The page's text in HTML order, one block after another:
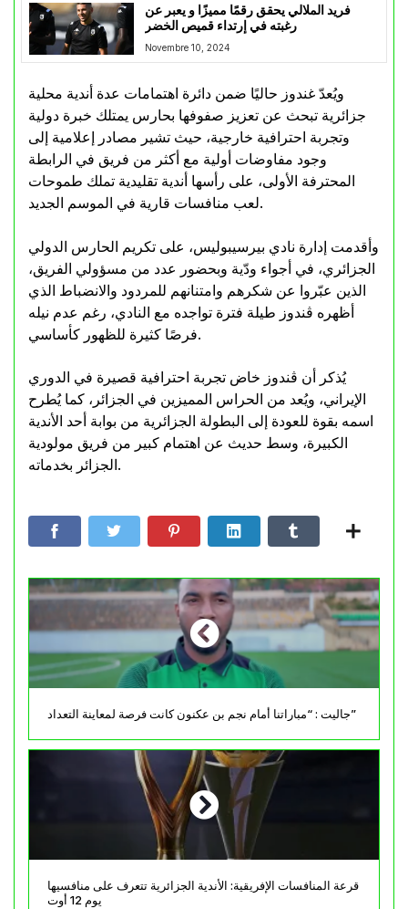
فريد الملالي يحقق رقمًا مميزًا و يعبر عن
رغبته في إرتداء قميص الخضر
Novembre 10, 2024
ويُعدّ غندوز حاليًا ضمن دائرة اهتمامات عدة أندية محلية
جزائرية تبحث عن تعزيز صفوفها بحارس يمتلك خبرة دولية
وتجربة احترافية خارجية، حيث تشير مصادر إعلامية إلى
وجود مفاوضات أولية مع أكثر من فريق في الرابطة
المحترفة الأولى، على رأسها أندية تقليدية تملك طموحات
لعب منافسات قارية في الموسم الجديد.
وأقدمت إدارة نادي بيرسيبوليس، على تكريم الحارس الدولي
الجزائري، في أجواء ودّية وبحضور عدد من مسؤولي الفريق،
الذين عبّروا عن شكرهم وامتنانهم للمردود والانضباط الذي
أظهره ڨندوز طيلة فترة تواجده مع النادي، رغم عدم نيله
فرصًا كثيرة للظهور كأساسي.
يُذكر أن ڨندوز خاض تجربة احترافية قصيرة في الدوري
الإيراني، ويُعد من الحراس المميزين في الجزائر، كما يُطرح
اسمه بقوة للعودة إلى البطولة الجزائرية من بوابة أحد الأندية
الكبيرة، وسط حديث عن اهتمام كبير من فريق مولودية
الجزائر بخدماته.
جاليت : “مباراتنا أمام نجم بن عكنون كانت فرصة لمعاينة التعداد”
قرعة المنافسات الإفريقية: الأندية الجزائرية تتعرف على منافسيها
يوم 12 أوت